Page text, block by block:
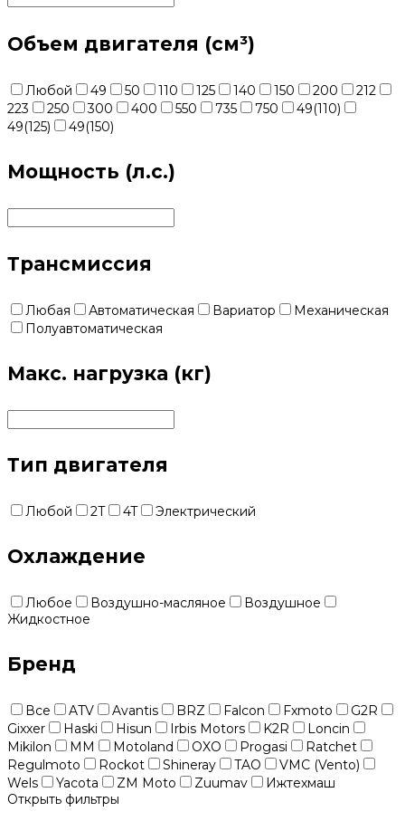
Объем двигателя (см³)
Любой 49 50 110 125 140 150 200
212
223
250 300 400 550 735 750
49(110)
49(125)
49(150)
Мощность (л.с.)
Трансмиссия
Любая Автоматическая Вариатор
Механическая
Полуавтоматическая
Макс. нагрузка (кг)
Тип двигателя
Любой 2T 4T Электрический
Охлаждение
Любое Воздушно-масляное
Воздушное
Жидкостное
Бренд
Все ATV Avantis BRZ Falcon Fxmoto
G2R
Gixxer
Haski Hisun Irbis Motors K2R
Loncin
Mikilon
MM Motoland OXO Progasi
Ratchet
Regulmoto
Rockot Shineray TAO
VMC (Vento)
Wels
Yacota ZM Moto Zuumav
Ижтехмаш
Открыть фильтры